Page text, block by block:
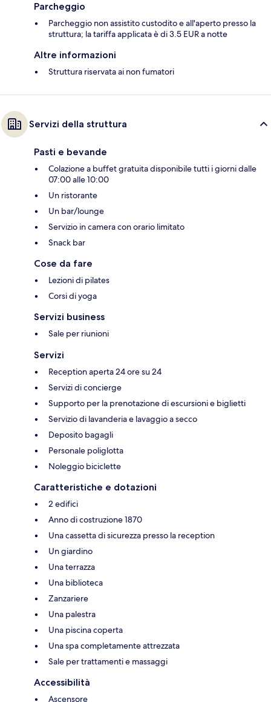
Parcheggio
Parcheggio non assistito custodito e all'aperto presso la
struttura; la tariffa applicata è di 3.5 EUR a notte
Altre informazioni
Struttura riservata ai non fumatori
Servizi della struttura
Pasti e bevande
Colazione a buffet gratuita disponibile tutti i giorni dalle
07:00 alle 10:00
Un ristorante
Un bar/lounge
Servizio in camera con orario limitato
Snack bar
Cose da fare
Lezioni di pilates
Corsi di yoga
Servizi business
Sale per riunioni
Servizi
Reception aperta 24 ore su 24
Servizi di concierge
Supporto per la prenotazione di escursioni e biglietti
Servizio di lavanderia e lavaggio a secco
Deposito bagagli
Personale poliglotta
Noleggio biciclette
Caratteristiche e dotazioni
2 edifici
Anno di costruzione 1870
Una cassetta di sicurezza presso la reception
Un giardino
Una terrazza
Una biblioteca
Zanzariere
Una palestra
Una piscina coperta
Una spa completamente attrezzata
Sale per trattamenti e massaggi
Accessibilità
Ascensore